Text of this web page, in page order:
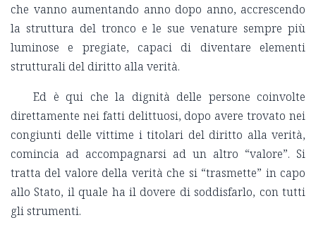
che vanno aumentando anno dopo anno, accrescendo
la struttura del tronco e le sue venature sempre più
luminose e pregiate, capaci di diventare elementi
strutturali del diritto alla verità.
Ed è qui che la dignità delle persone coinvolte
direttamente nei fatti delittuosi, dopo avere trovato nei
congiunti delle vittime i titolari del diritto alla verità,
comincia ad accompagnarsi ad un altro “valore”. Si
tratta del valore della verità che si “trasmette” in capo
allo Stato, il quale ha il dovere di soddisfarlo, con tutti
gli strumenti.